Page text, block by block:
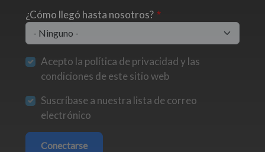
¿Cómo llegó hasta nosotros?
Acepto la política de privacidad y las
condiciones de este sitio web
Suscríbase a nuestra lista de correo
electrónico
Conectarse